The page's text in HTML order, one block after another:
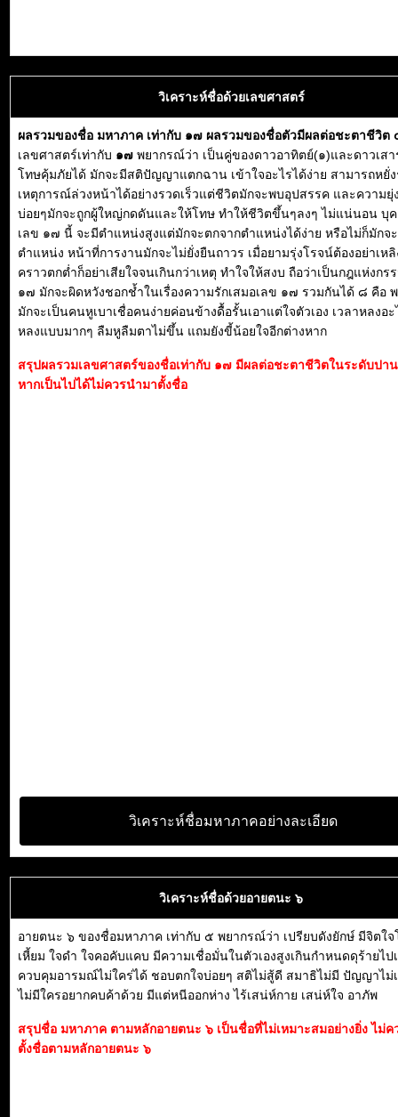
วิเคราะห์ชื่อด้วยเลขศาสตร์
ผลรวมของชื่อ มหาภาค เท่ากับ ๑๗ ผลรวมของชื่อตัวมีผลต่อชะตาชีวิต
เลขศาสตร์เท่ากับ ๑๗ พยากรณ์ว่า เป็นคู่ของดาวอาทิตย์(๑)และดาวเส
โทษคุ้มภัยได้ มักจะมีสติปัญญาแตกฉาน เข้าใจอะไรได้ง่าย สามารถหยั่ง
เหตุการณ์ล่วงหน้าได้อย่างรวดเร็วแต่ชีวิตมักจะพบอุปสรรค และความยุ่
บ่อยๆมักจะถูกผู้ใหญ่กดดันและให้โทษ ทำให้ชีวิตขึ้นๆลงๆ ไม่แน่นอน บุ
เลข ๑๗ นี้ จะมีตำแหน่งสูงแต่มักจะตกจากตำแหน่งได้ง่าย หรือไม่ก็มักจ
ตำแหน่ง หน้าที่การงานมักจะไม่ยั่งยืนถาวร เมื่อยามรุ่งโรจน์ต้องอย่าเหลิ
คราวตกต่ำก็อย่าเสียใจจนเกินกว่าเหตุ ทำใจให้สงบ ถือว่าเป็นกฎแห่งกร
๑๗ มักจะผิดหวังชอกช้ำในเรื่องความรักเสมอเลข ๑๗ รวมกันได้ ๘ คือ
มักจะเป็นคนหูเบาเชื่อคนง่ายค่อนข้างดื้อรั้นเอาแต่ใจตัวเอง เวลาหลงอะ
หลงแบบมากๆ ลืมหูลืมตาไม่ขึ้น แถมยังขี้น้อยใจอีกต่างหาก
สรุปผลรวมเลขศาสตร์ของชื่อเท่ากับ ๑๗ มีผลต่อชะตาชีวิตในระดับปา
หากเป็นไปได้ไม่ควรนำมาตั้งชื่อ
วิเคราะห์ชื่อมหาภาคอย่างละเอียด
วิเคราะห์ชื่อด้วยอายตนะ ๖
อายตนะ ๖ ของชื่อมหาภาค เท่ากับ ๕ พยากรณ์ว่า เปรียบดังยักษ์ มีจิตใจ
เหี้ยม ใจดำ ใจคอคับแคบ มีความเชื่อมั่นในตัวเองสูงเกินกำหนดดุร้ายไป
ควบคุมอารมณ์ไม่ใคร่ได้ ชอบตกใจบ่อยๆ สติไม่สู้ดี สมาธิไม่มี ปัญญาไม่
ไม่มีใครอยากคบค้าด้วย มีแต่หนีออกห่าง ไร้เสน่ห์กาย เสน่ห์ใจ อาภัพ
สรุปชื่อ มหาภาค ตามหลักอายตนะ ๖ เป็นชื่อที่ไม่เหมาะสมอย่างยิ่ง ไม่ค
ตั้งชื่อตามหลักอายตนะ ๖